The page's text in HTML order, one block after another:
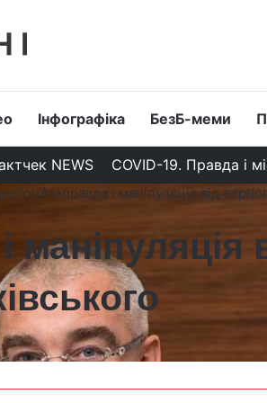
Інфографіка БезБ-меми
NEWS COVID-19. Правда і
/Неправда і маніпуляція від
маніпуляція